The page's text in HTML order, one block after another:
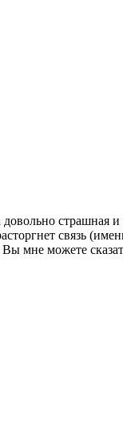
страшная и
связь
мне можете